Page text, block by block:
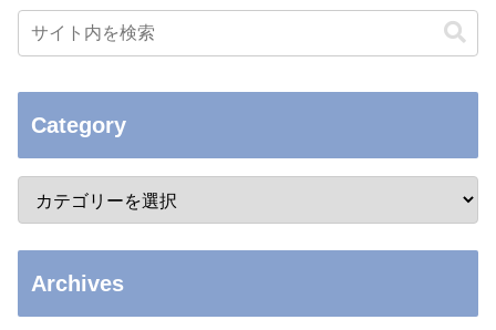
Category
Archives